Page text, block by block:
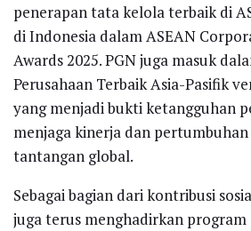
penerapan tata kelola terbaik di
di Indonesia dalam ASEAN
Awards 2025. PGN juga masuk
Perusahaan Terbaik Asia-Pasifik
yang menjadi bukti ketangguhan
menjaga kinerja dan
tantangan global.
Sebagai bagian dari kontribusi
juga terus menghadirkan